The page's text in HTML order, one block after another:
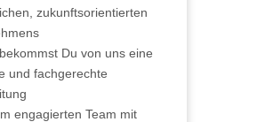
zukunftsorientierten
bekommst Du von uns eine
und fachgerechte
engagierten Team mit